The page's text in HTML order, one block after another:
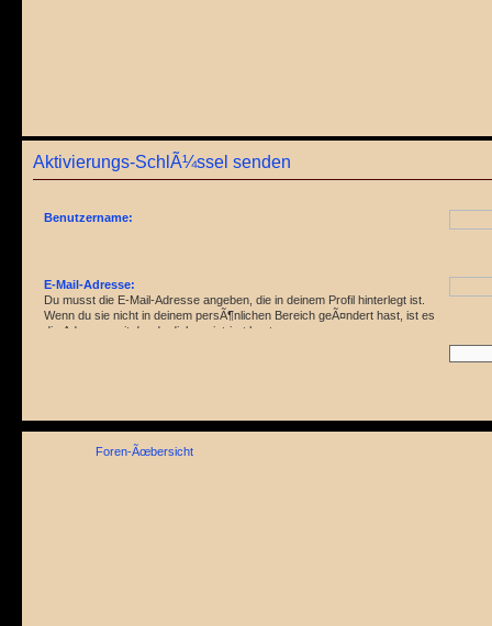
Aktivierungs-SchlÃ¼ssel senden
Benutzername:
E-Mail-Adresse:
Du musst die E-Mail-Adresse angeben, die in deinem Profil hinterlegt ist.
Wenn du sie nicht in deinem persÃ¶nlichen Bereich geÃ¤ndert hast, ist es
die Adresse, mit der du dich registriert hast.
Foren-Ãœbersicht